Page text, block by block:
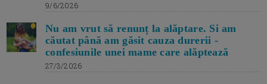
9/6/2026
Nu am vrut să renunț la alăptare. Si am
căutat până am găsit cauza durerii -
confesiunile unei mame care alăptează
27/3/2026